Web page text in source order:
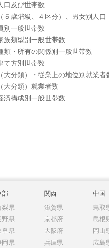
口及び世帯数
歳階級、４区分）、男女別人口
別一般世帯数
族類型別一般世帯数
類・所有の関係別一般世帯数
て方別世帯数
分類）・従業上の地位別就業者
大分類）就業者数
済構成別一般世帯数
部
梨県
野県
阜県
岡県
関西
滋賀県
京都府
大阪府
兵庫県
中国
鳥取
島根
岡山
広島